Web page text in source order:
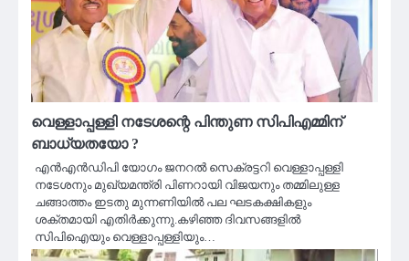
വെള്ളാപ്പള്ളി നടേശന്റെ പിന്തുണ സിപിഎമ്മിന്
ബാധ്യതയോ ?
എൻഎൻഡിപി യോഗം ജനറൽ സെക്രട്ടറി വെള്ളാപ്പള്ളി
നടേശനും മുഖ്യമന്ത്രി പിണറായി വിജയനും തമ്മിലുള്ള
ചങ്ങാത്തം ഇടതു മുന്നണിയിൽ പല ഘടകക്ഷികളും
ശക്തമായി എതിർക്കുന്നു.കഴിഞ്ഞ ദിവസങ്ങളിൽ
സിപിഐയും വെള്ളാപ്പള്ളിയും…